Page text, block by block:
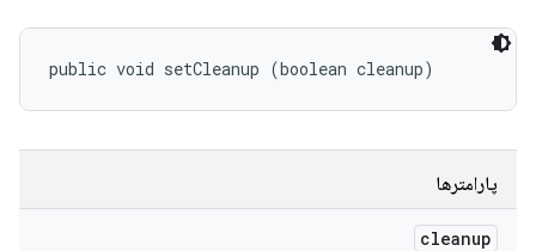
public void setCleanup (boolean cleanup)
پارامترها
cleanup